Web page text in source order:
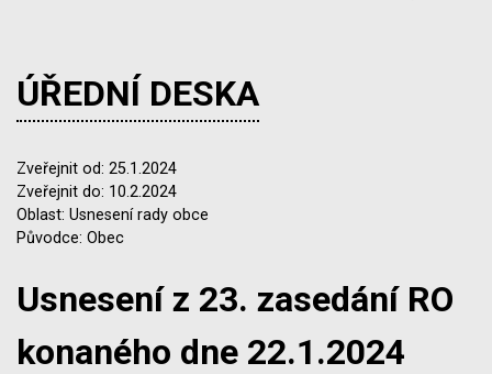
ÚŘEDNÍ DESKA
Zveřejnit od: 25.1.2024
Zveřejnit do: 10.2.2024
Oblast: Usnesení rady obce
Původce: Obec
Usnesení z 23. zasedání RO
konaného dne 22.1.2024